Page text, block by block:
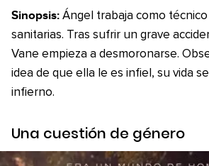
Sinopsis: Ángel trabaja como
sanitarias. Tras sufrir un grave
Vane empieza a desmoronarse.
idea de que ella le es infiel, su vida
infierno.
Una cuestión de género